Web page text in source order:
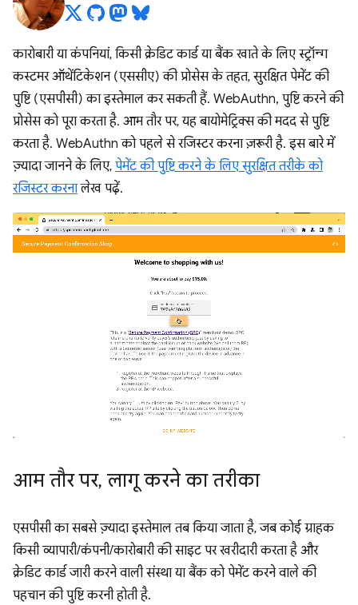
कारोबारी या कंपनियां, किसी क्रेडिट कार्ड या बैंक खाते के लिए स्ट्रॉन्ग
कस्टमर ऑथेंटिकेशन (एससीए) की प्रोसेस के तहत, सुरक्षित पेमेंट की
पुष्टि (एसपीसी) का इस्तेमाल कर सकती हैं. WebAuthn, पुष्टि करने की
प्रोसेस को पूरा करता है. आम तौर पर, यह बायोमेट्रिक्स की मदद से पुष्टि
करता है. WebAuthn को पहले से रजिस्टर करना ज़रूरी है. इस बारे में
ज़्यादा जानने के लिए, पेमेंट की पुष्टि करने के लिए सुरक्षित तरीके को
रजिस्टर करनालेख पढ़ें.
आम तौर पर, लागू करने का तरीका
एसपीसी का सबसे ज़्यादा इस्तेमाल तब किया जाता है, जब कोई ग्राहक
किसी व्यापारी/कंपनी/कारोबारी की साइट पर खरीदारी करता है और
क्रेडिट कार्ड जारी करने वाली संस्था या बैंक को पेमेंट करने वाले की
पहचान की पुष्टि करनी होती है.